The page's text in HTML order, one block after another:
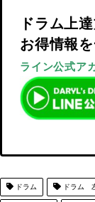
ドラム上
お得情報
ライン公式ア
ドラム ドラム